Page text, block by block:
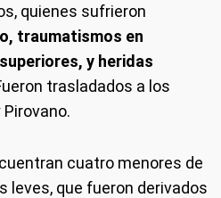
quienes sufrieron
traumatismos en
y heridas
trasladados a los
cuatro menores de
leves, que fueron derivados